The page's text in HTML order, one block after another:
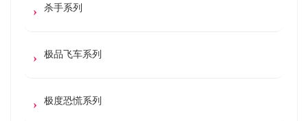
杀手系列
极品飞车系列
极度恐慌系列